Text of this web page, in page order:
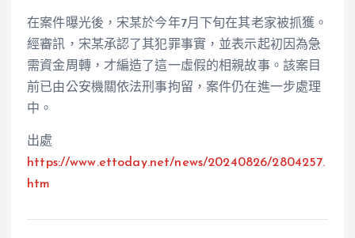
在案件曝光後，宋某於今年7月下旬在其老家被抓獲。
經審訊，宋某承認了其犯罪事實，並表示起初因為急
需資金周轉，才編造了這一虛假的相親故事。該案目
前已由公安機關依法刑事拘留，案件仍在進一步處理
中。
出處
https://www.ettoday.net/news/20240826/2804257.
htm